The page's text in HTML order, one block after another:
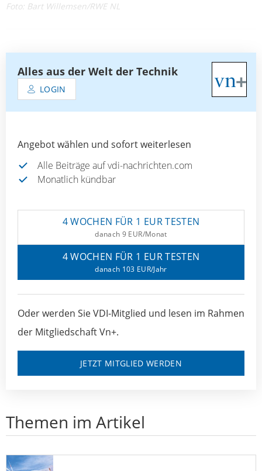
Foto: Bart Willemsen/RWE NL
Alles aus der Welt der Technik
LOGIN
Angebot wählen und sofort weiterlesen
Alle Beiträge auf vdi-nachrichten.com
Monatlich kündbar
4 WOCHEN FÜR 1 EUR TESTEN
danach 9 EUR/Monat
4 WOCHEN FÜR 1 EUR TESTEN
danach 103 EUR/Jahr
Oder werden Sie VDI-Mitglied und lesen im Rahmen
der Mitgliedschaft Vn+.
JETZT MITGLIED WERDEN
Themen im Artikel